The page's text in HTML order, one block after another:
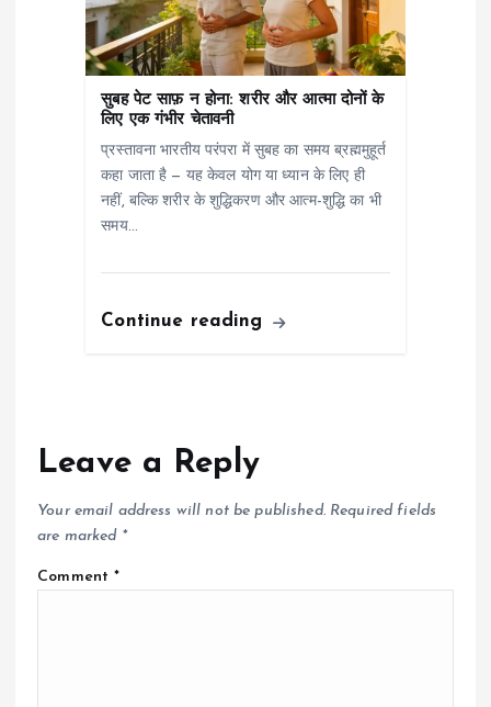
सुबह पेट साफ़ न होना: शरीर और आत्मा दोनों के
लिए एक गंभीर चेतावनी
प्रस्तावना भारतीय परंपरा में सुबह का समय ब्रह्ममुहूर्त
कहा जाता है — यह केवल योग या ध्यान के लिए ही
नहीं, बल्कि शरीर के शुद्धिकरण और आत्म-शुद्धि का भी
समय…
Continue reading
Leave a Reply
Your email address will not be published. Required fields
are marked *
Comment*